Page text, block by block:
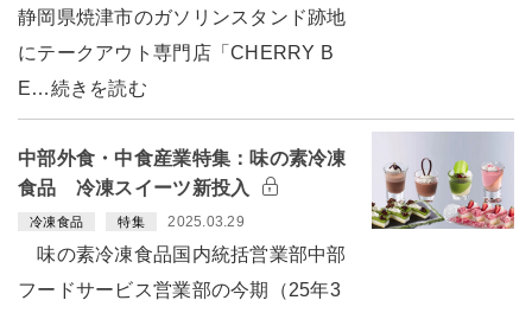
静岡県焼津市のガソリンスタンド跡地
にテークアウト専門店「CHERRY B
E…続きを読む
中部外食・中食産業特集：味の素冷凍
食品 冷凍スイーツ新投入
冷凍食品 特集 2025.03.29
味の素冷凍食品国内統括営業部中部
フードサービス営業部の今期（25年3